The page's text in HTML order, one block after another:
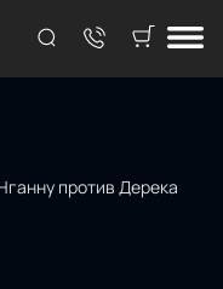
против Дерека